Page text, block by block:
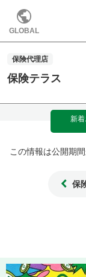
GLOBAL
保険代理店
保険テラス
新着
この情報は公開期
保